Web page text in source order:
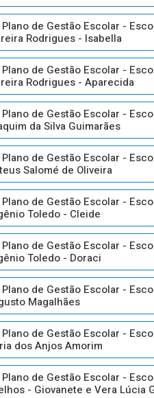
Plano de Gestão Escolar -
Rodrigues - Isabella
Plano de Gestão Escolar -
Rodrigues - Aparecida
Plano de Gestão Escolar -
da Silva Guimarães
Plano de Gestão Escolar -
Salomé de Oliveira
Plano de Gestão Escolar -
Toledo - Cleide
Plano de Gestão Escolar -
Toledo - Doraci
Plano de Gestão Escolar -
Magalhães
Plano de Gestão Escolar -
dos Anjos Amorim
Plano de Gestão Escolar -
- Giovanete e Vera Lúcia